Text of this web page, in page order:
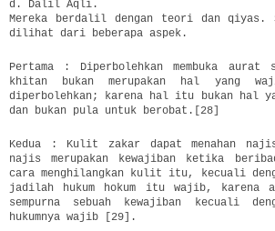
d. Dalil Aqli.
Mereka berdalil dengan teori dan qiyas.
dilihat dari beberapa aspek.
Pertama : Diperbolehkan membuka
khitan bukan merupakan hal yang
diperbolehkan; karena hal itu bukan hal
dan bukan pula untuk berobat.[28]
Kedua : Kulit zakar dapat menahan najis,
najis merupakan kewajiban ketika
cara menghilangkan kulit itu, kecuali
jadilah hukum hokum itu wajib, karena
sempurna sebuah kewajiban kecuali
hukumnya wajib [29].